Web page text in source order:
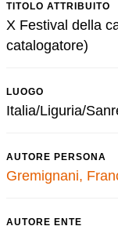
TITOLO ATTRIBUITO
X Festival della
catalogatore)
LUOGO
Italia/Liguria/
AUTORE PERSONA
Gremignani,
AUTORE ENTE